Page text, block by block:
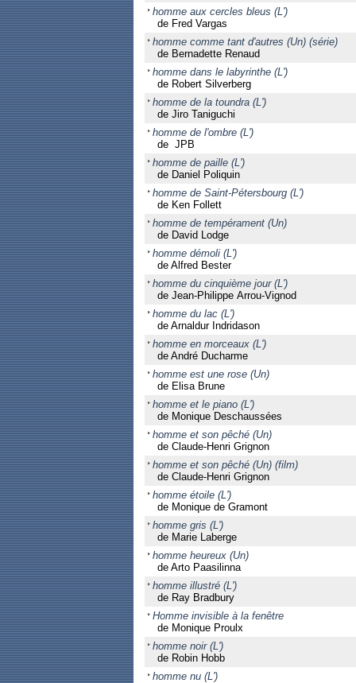
homme aux cercles bleus (L')
de Fred Vargas
homme comme tant d'autres (Un) (série)
de Bernadette Renaud
homme dans le labyrinthe (L')
de Robert Silverberg
homme de la toundra (L')
de Jiro Taniguchi
homme de l'ombre (L')
de JPB
homme de paille (L')
de Daniel Poliquin
homme de Saint-Pétersbourg (L')
de Ken Follett
homme de tempérament (Un)
de David Lodge
homme démoli (L')
de Alfred Bester
homme du cinquième jour (L')
de Jean-Philippe Arrou-Vignod
homme du lac (L')
de Arnaldur Indridason
homme en morceaux (L')
de André Ducharme
homme est une rose (Un)
de Elisa Brune
homme et le piano (L')
de Monique Deschaussées
homme et son pêché (Un)
de Claude-Henri Grignon
homme et son pêché (Un) (film)
de Claude-Henri Grignon
homme étoile (L')
de Monique de Gramont
homme gris (L')
de Marie Laberge
homme heureux (Un)
de Arto Paasilinna
homme illustré (L')
de Ray Bradbury
Homme invisible à la fenêtre
de Monique Proulx
homme noir (L')
de Robin Hobb
homme nu (L')